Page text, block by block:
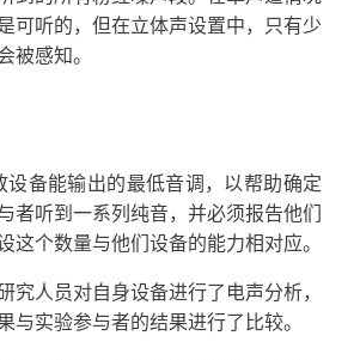
可听的，但在立体声设置中，只有少
被感知。
设备能输出的最低音调，以帮助确定
者听到一系列纯音，并必须报告他们
这个数量与他们设备的能力相对应。
究人员对自身设备进行了电声分析，
与实验参与者的结果进行了比较。